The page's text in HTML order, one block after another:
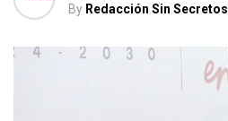
By Redacción Sin Secretos